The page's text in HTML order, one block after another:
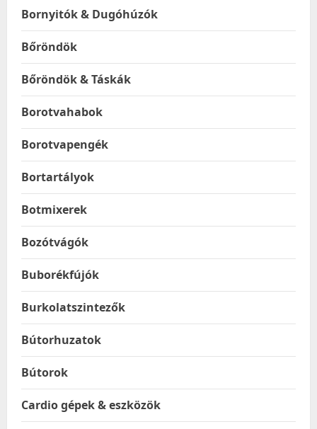
Bornyitók & Dugóhúzók
Bőröndök
Bőröndök & Táskák
Borotvahabok
Borotvapengék
Bortartályok
Botmixerek
Bozótvágók
Buborékfújók
Burkolatszintezők
Bútorhuzatok
Bútorok
Cardio gépek & eszközök